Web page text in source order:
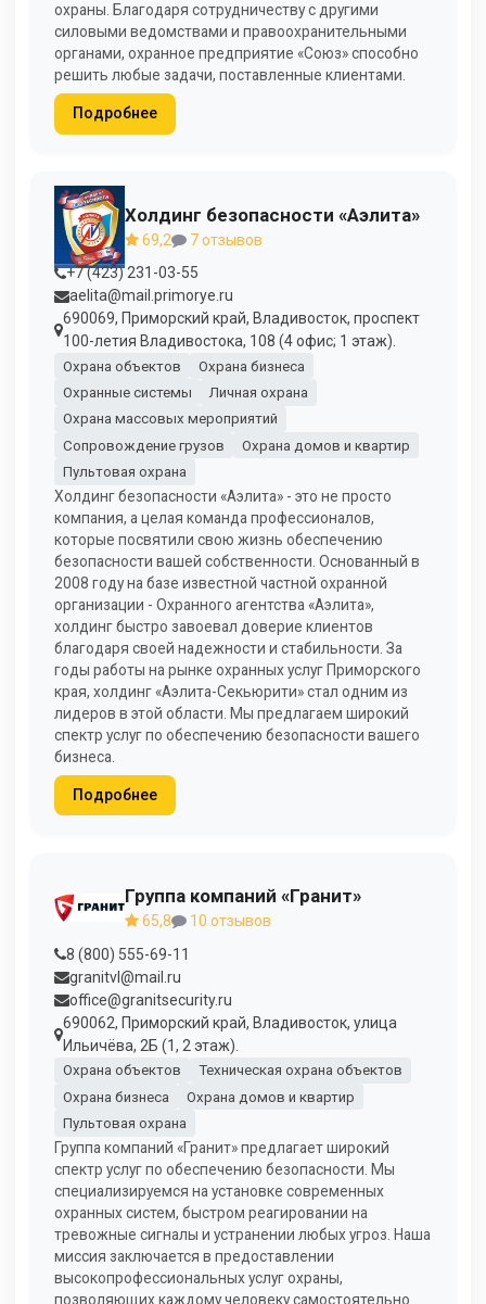
охраны. Благодаря сотрудничеству с другими
силовыми ведомствами и правоохранительными
органами, охранное предприятие «Союз» способно
решить любые задачи, поставленные клиентами.
Подробнее
Холдинг безопасности «Аэлита»
69,2
7 отзывов
+7 (423) 231-03-55
aelita@mail.primorye.ru
690069, Приморский край, Владивосток, проспект
100-летия Владивостока, 108 (4 офис; 1 этаж).
Охрана объектов
Охрана бизнеса
Охранные системы
Личная охрана
Охрана массовых мероприятий
Сопровождение грузов
Охрана домов и квартир
Пультовая охрана
Холдинг безопасности «Аэлита» - это не просто
компания, а целая команда профессионалов,
которые посвятили свою жизнь обеспечению
безопасности вашей собственности. Основанный в
2008 году на базе известной частной охранной
организации - Охранного агентства «Аэлита»,
холдинг быстро завоевал доверие клиентов
благодаря своей надежности и стабильности. За
годы работы на рынке охранных услуг Приморского
края, холдинг «Аэлита-Секьюрити» стал одним из
лидеров в этой области. Мы предлагаем широкий
спектр услуг по обеспечению безопасности вашего
бизнеса.
Подробнее
Группа компаний «Гранит»
65,8
10 отзывов
8 (800) 555-69-11
granitvl@mail.ru
office@granitsecurity.ru
690062, Приморский край, Владивосток, улица
Ильичёва, 2Б (1, 2 этаж).
Охрана объектов
Техническая охрана объектов
Охрана бизнеса
Охрана домов и квартир
Пультовая охрана
Группа компаний «Гранит» предлагает широкий
спектр услуг по обеспечению безопасности. Мы
специализируемся на установке современных
охранных систем, быстром реагировании на
тревожные сигналы и устранении любых угроз. Наша
миссия заключается в предоставлении
высокопрофессиональных услуг охраны,
позволяющих каждому человеку самостоятельно